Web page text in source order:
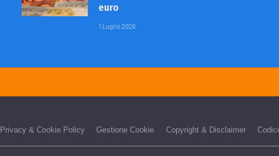
euro
1 Luglio 2026
Privacy & Cookie Policy Gestione Cookie Copyright & Disclaimer